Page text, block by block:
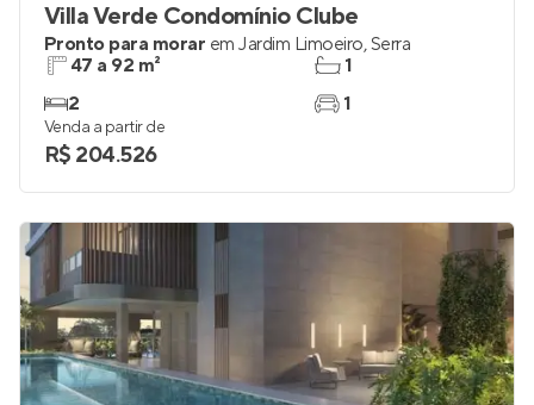
Villa Verde Condomínio Clube
Pronto para morar em Jardim Limoeiro,Serra
47 a 92 m²
2
1
1
Venda a partir de
R$ 204.526